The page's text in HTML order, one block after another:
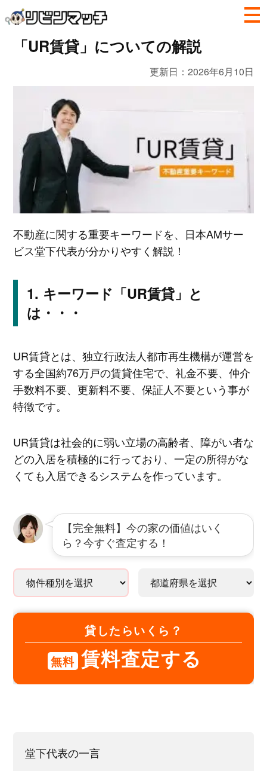
「UR賃貸」についての解説
更新日：2026年6月10日
不動産に関する重要キーワードを、日本AMサー
ビス堂下代表が分かりやすく解説！
キーワード「UR賃貸」と
は・・・
UR賃貸とは、独立行政法人都市再生機構が運営を
する全国約76万戸の賃貸住宅で、礼金不要、仲介
手数料不要、更新料不要、保証人不要という事が
特徴です。
UR賃貸は社会的に弱い立場の高齢者、障がい者な
どの入居を積極的に行っており、一定の所得がな
くても入居できるシステムを作っています。
【完全無料】今の家の価値はいく
ら？今すぐ査定する！
貸したらいくら？
無料 賃料査定する
堂下代表の一言